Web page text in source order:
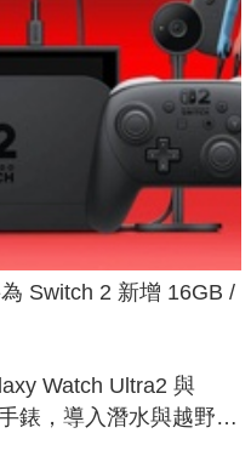
Switch 2 新增 16GB /
Watch Ultra2 與
錶，導入潛水與越野跑